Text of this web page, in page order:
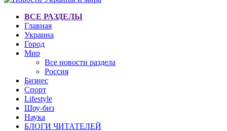
ВСЕ РАЗДЕЛЫ
Главная
Украина
Город
Мир
Все новости раздела
Россия
Бизнес
Спорт
Lifestyle
Шоу-биз
Наука
БЛОГИ ЧИТАТЕЛЕЙ